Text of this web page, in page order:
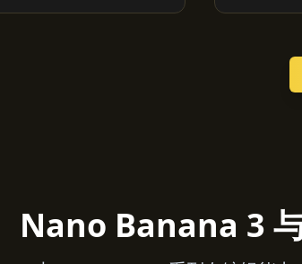
Nano Banana 3